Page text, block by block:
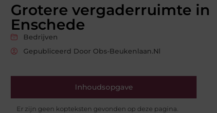
Grotere vergaderruimte in
Enschede
Bedrijven
Gepubliceerd Door Obs-Beukenlaan.nl
Inhoudsopgave
Er zijn geen kopteksten gevonden op deze pagina.